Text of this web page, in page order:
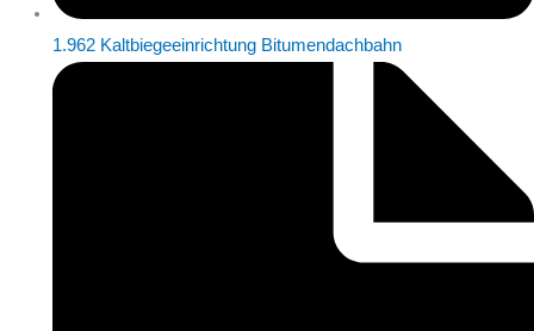
1.962 Kaltbiegeeinrichtung Bitumendachbahn